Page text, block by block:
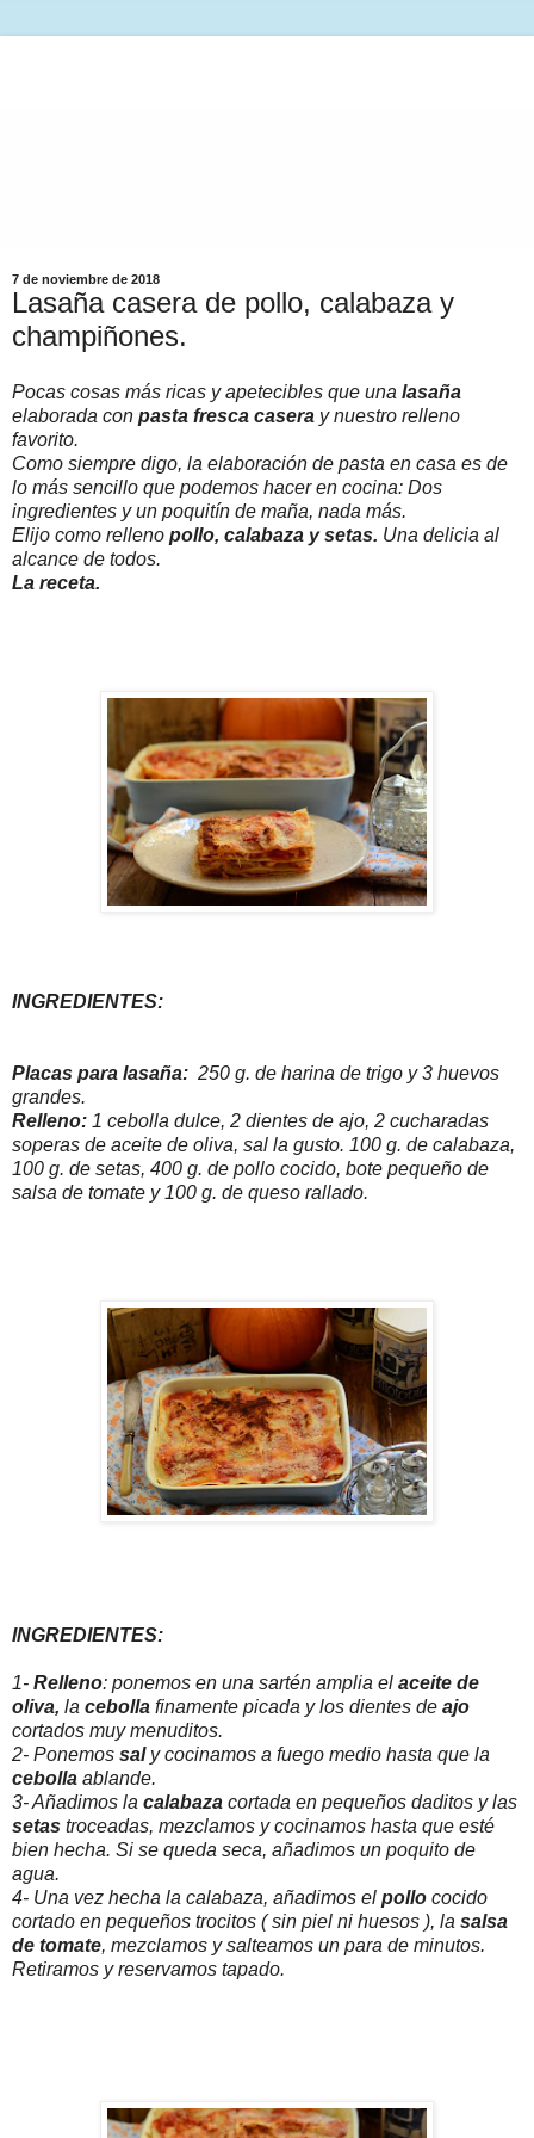
7 de noviembre de 2018
Lasaña casera de pollo, calabaza y
champiñones.
Pocas cosas más ricas y apetecibles que una lasaña
elaborada con pasta fresca casera y nuestro relleno
favorito.
Como siempre digo, la elaboración de pasta en casa es de
lo más sencillo que podemos hacer en cocina: Dos
ingredientes y un poquitín de maña, nada más.
Elijo como relleno pollo, calabaza y setas. Una delicia al
alcance de todos.
La receta.
INGREDIENTES:
Placas para lasaña: 250 g. de harina de trigo y 3 huevos
grandes.
Relleno: 1 cebolla dulce, 2 dientes de ajo, 2 cucharadas
soperas de aceite de oliva, sal la gusto. 100 g. de calabaza,
100 g. de setas, 400 g. de pollo cocido, bote pequeño de
salsa de tomate y 100 g. de queso rallado.
INGREDIENTES:
1- Relleno: ponemos en una sartén amplia el aceite de
oliva, la cebolla finamente picada y los dientes de ajo
cortados muy menuditos.
2- Ponemos saly cocinamos a fuego medio hasta que la
cebolla ablande.
3- Añadimos la calabaza cortada en pequeños daditos y las
setas troceadas, mezclamos y cocinamos hasta que esté
bien hecha. Si se queda seca, añadimos un poquito de
agua.
4- Una vez hecha la calabaza, añadimos el pollo cocido
cortado en pequeños trocitos ( sin piel ni huesos ), la salsa
de tomate, mezclamos y salteamos un para de minutos.
Retiramos y reservamos tapado.